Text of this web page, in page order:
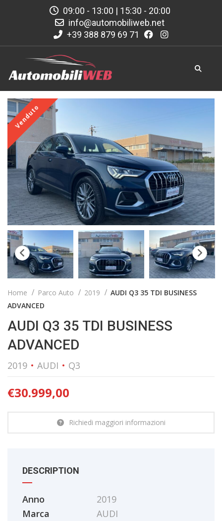
09:00 - 13:00 | 15:30 - 20:00
info@automobiliweb.net
+39 388 879 69 71
Venduto
Home Parco Auto 2019
AUDI Q3 35 TDI BUSINESS
ADVANCED
AUDI Q3 35 TDI BUSINESS
ADVANCED
2019 AUDI Q3
€30.999,00
Richiedi maggiori informazioni
DESCRIPTION
Anno
2019
Marca
AUDI